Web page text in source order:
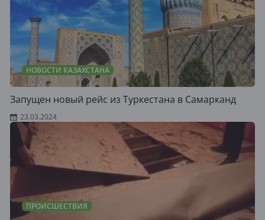
НОВОСТИ КАЗАХСТАНА
Запущен новый рейс из Туркестана в Самарканд
23.03.2024
ПРОИСШЕСТВИЯ